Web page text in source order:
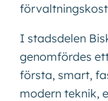
I stadsdelen
genomfördes
första, smart,
modern teknik,